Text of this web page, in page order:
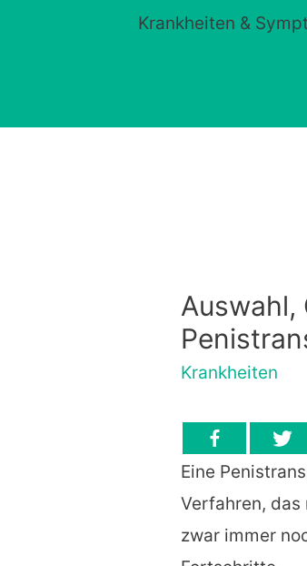
Krankheiten &
Auswahl,
Krankheiten
Eine
Verfahren, das
zwar immer